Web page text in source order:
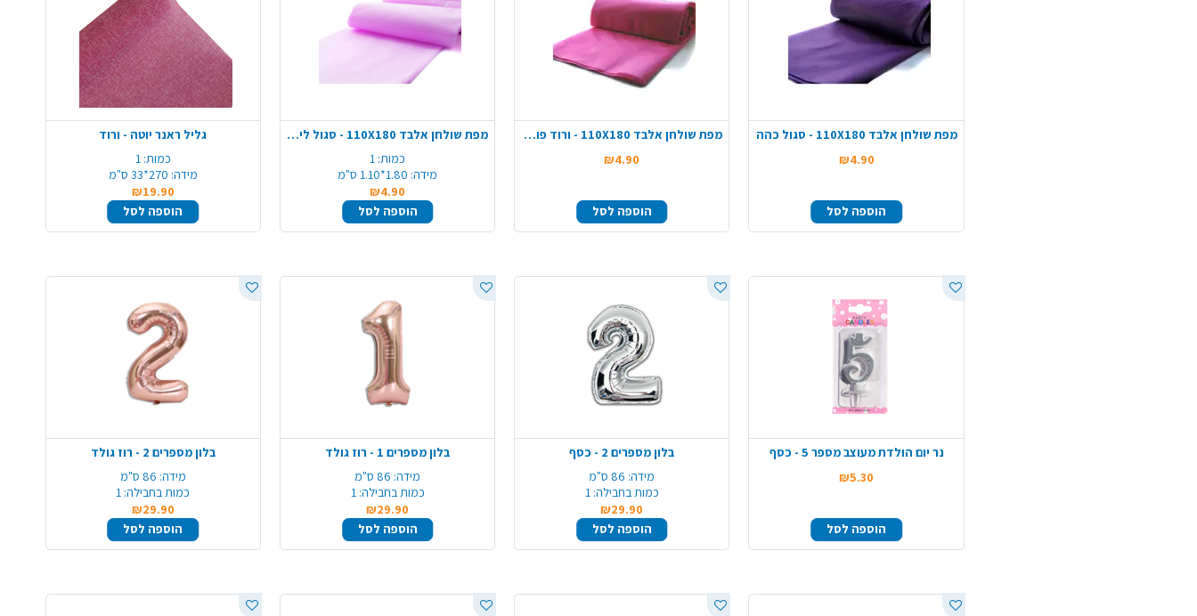
מפת שולחן אלבד 110X180 - סגול כהה
₪4.90
הוספה לסל
מפת שולחן אלבד 110X180 - ורוד פוקסיה
₪4.90
הוספה לסל
מפת שולחן אלבד 110X180 - סגול לילך
כמות: 1
מידה: 1.80*1.10 ס"מ
₪4.90
הוספה לסל
גליל ראנר יוטה - ורוד
כמות: 1
מידה: 270*33 ס"מ
₪19.90
הוספה לסל
נר יום הולדת מעוצב מספר 5 - כסף
₪5.30
הוספה לסל
בלון מספרים 2 - כסף
מידה: 86 ס"מ
כמות בחבילה: 1
₪29.90
הוספה לסל
בלון מספרים 1 - רוז גולד
מידה: 86 ס"מ
כמות בחבילה: 1
₪29.90
הוספה לסל
בלון מספרים 2 - רוז גולד
מידה: 86 ס"מ
כמות בחבילה: 1
₪29.90
הוספה לסל